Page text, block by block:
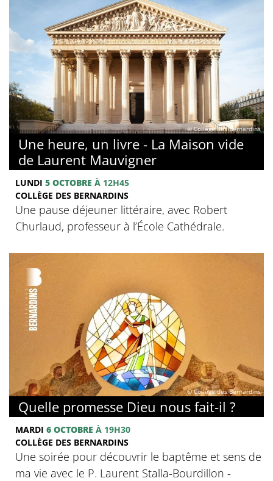
© Collège des Bernardins
Une heure, un livre - La Maison vide
de Laurent Mauvigner
LUNDI 5 OCTOBRE À 12H45
COLLÈGE DES BERNARDINS
Une pause déjeuner littéraire, avec Robert
Churlaud, professeur à l’École Cathédrale.
© Collège des Bernardins
Quelle promesse Dieu nous fait-il ?
MARDI 6 OCTOBRE À 19H30
COLLÈGE DES BERNARDINS
Une soirée pour découvrir le baptême et sens de
ma vie avec le P. Laurent Stalla-Bourdillon -